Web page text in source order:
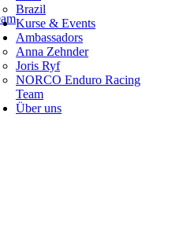
Brazil
Kurse & Events
Ambassadors
Anna Zehnder
Joris Ryf
NORCO Enduro Racing
Team
Über uns